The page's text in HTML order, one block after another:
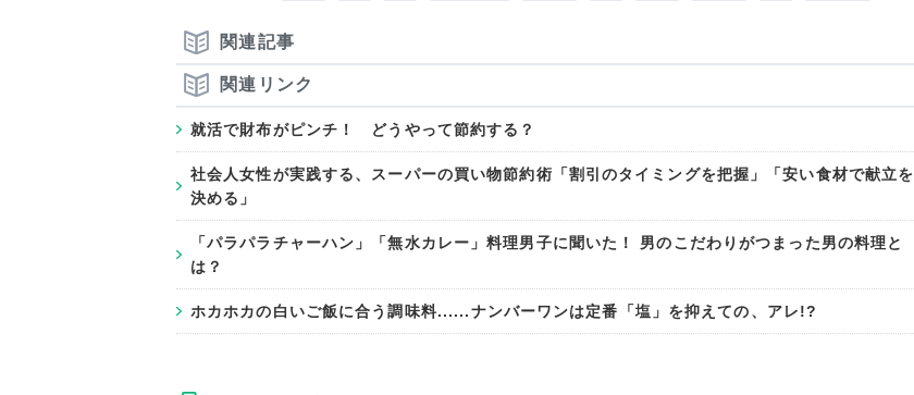
関連記事
関連リンク
就活で財布がピンチ！ どうやって節約する？
社会人女性が実践する、スーパーの買い物節約術「割引のタイミングを把握」「安い食材で献立を
決める」
「パラパラチャーハン」「無水カレー」料理男子に聞いた！ 男のこだわりがつまった男の料理と
は？
ホカホカの白いご飯に合う調味料......ナンバーワンは定番「塩」を抑えての、アレ!?